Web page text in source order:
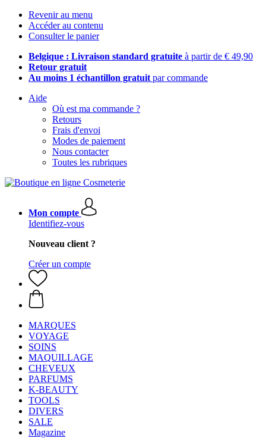
Revenir au menu
Accéder au contenu
Consulter le panier
Belgique : Livraison standard gratuite à partir de € 49,90
Retour gratuit
Au moins 1 échantillon gratuit par commande
Aide
Où est ma commande ?
Retours
Frais d'envoi
Modes de paiement
Nous contacter
Toutes les rubriques
Mon compte
Identifiez-vous
Nouveau client ?
Créer un compte
MARQUES
VOYAGE
SOINS
MAQUILLAGE
CHEVEUX
PARFUMS
K-BEAUTY
TOOLS
DIVERS
SALE
Magazine